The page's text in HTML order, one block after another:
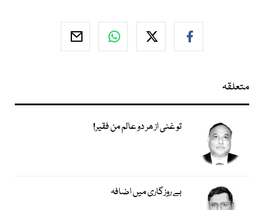
متعلقہ
تو غنی از ھر دو عالم من فقیر!
بے روزگاری میں اضافہ